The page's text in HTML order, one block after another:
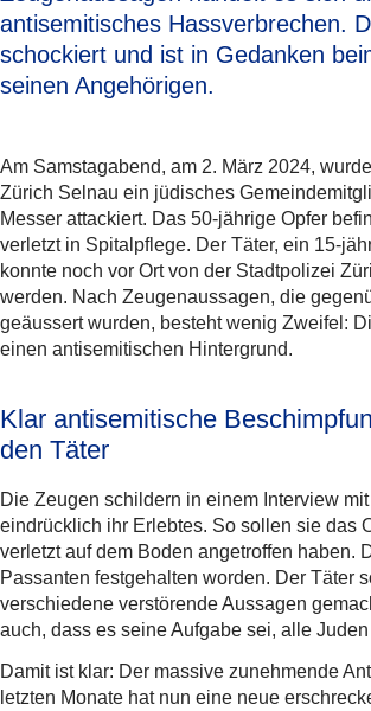
antisemitisches Hassverbrechen.
schockiert und ist in Gedanken
seinen Angehörigen.
Am Samstagabend, am 2. März 2024,
Zürich Selnau ein jüdisches
Messer attackiert. Das 50-jährige Opfer
verletzt in Spitalpflege. Der Täter, ein 15-
konnte noch vor Ort von der Stadtpolizei
werden. Nach Zeugenaussagen, die
geäussert wurden, besteht wenig Zweifel:
einen antisemitischen Hintergrund.
Klar antisemitische
den Täter
Die Zeugen schildern in einem Interview
eindrücklich ihr Erlebtes. So sollen sie das
verletzt auf dem Boden angetroffen haben.
Passanten festgehalten worden. Der Täter
verschiedene verstörende Aussagen
auch, dass es seine Aufgabe sei, alle Juden
Damit ist klar: Der massive zunehmende
letzten Monate hat nun eine neue